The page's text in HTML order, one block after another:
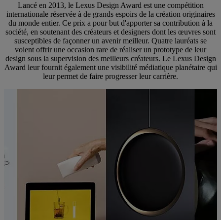
Lancé en 2013, le Lexus Design Award est une compétition
internationale réservée à de grands espoirs de la création originaires
du monde entier. Ce prix a pour but d'apporter sa contribution à la
société, en soutenant des créateurs et designers dont les œuvres sont
susceptibles de façonner un avenir meilleur. Quatre lauréats se
voient offrir une occasion rare de réaliser un prototype de leur
design sous la supervision des meilleurs créateurs. Le Lexus Design
Award leur fournit également une visibilité médiatique planétaire qui
leur permet de faire progresser leur carrière.